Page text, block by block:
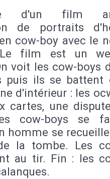
d'un film
de portraits
cow-boy avec le
Le film est un
voit les cow-boys
puis ils se battent
d'intérieur : les
cartes, une
cow-boys se
homme se
la tombe. Les
au tir. Fin : les